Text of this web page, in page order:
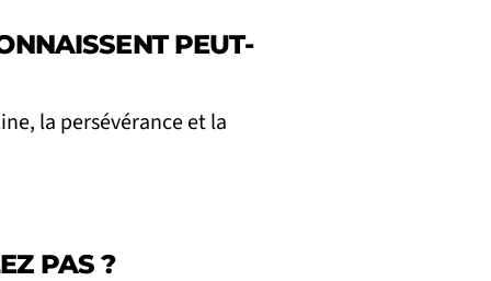
PEUT-
la persévérance et la
PAS ?